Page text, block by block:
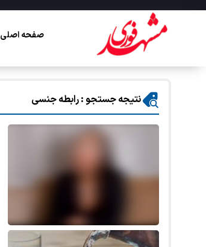
صفحه اصلی
نتیجه جستجو : رابطه جنسی